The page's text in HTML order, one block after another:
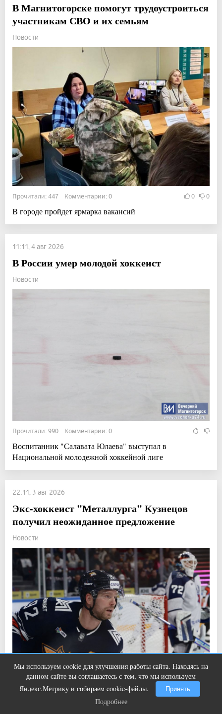
В Магнитогорске помогут трудоустроиться
участникам СВО и их семьям
Новости
Прочитали: 447 Комментарии: 0 0 0
В городе пройдет ярмарка вакансий
11:11, 4 авг 2026
В России умер молодой хоккеист
Новости
Прочитали: 990 Комментарии: 0
Воспитанник "Салавата Юлаева" выступал в
Национальной молодежной хоккейной лиге
22:11, 3 авг 2026
Экс-хоккеист "Металлурга" Кузнецов
получил неожиданное предложение
Новости
Прочитали: 1 644 Комментарии: 0 5
Он может вернуться в "Трактор".
Мы используем cookie для улучшения работы сайта. Находясь на
данном сайте вы соглашаетесь с тем, что мы используем
Яндекс.Метрику и собираем cookie-файлы.
Принять
Подробнее
Ролик из Омска: вы будете смеяться
долго
Подробнее